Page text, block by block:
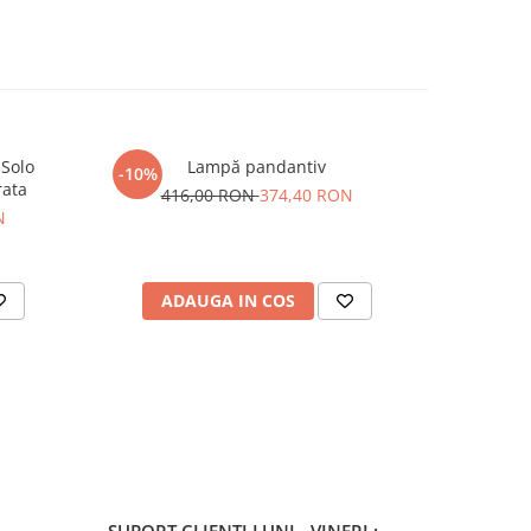
-10%
Lampă pandantiv
416,00 RON374,40 RON
ADAUGA IN COS